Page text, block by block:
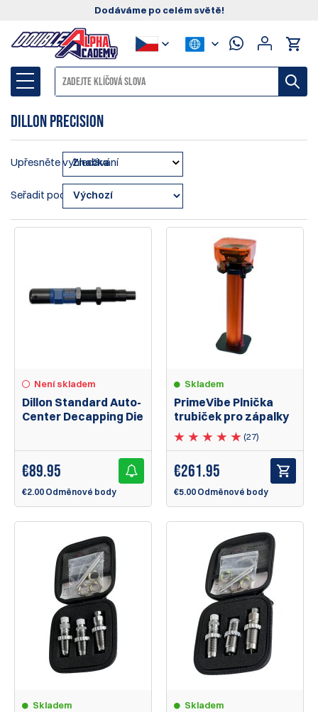
Dodáváme po celém světě!
Dillon Precision
Upřesněte vyhledávání
Značka
Seřadit podle:
Není skladem
Dillon Standard Auto-
Center Decapping Die
€89.95
€2.00 Odměnové body
Skladem
PrimeVibe Plnička
trubiček pro zápalky
(27)
€261.95
€5.00 Odměnové body
Skladem Skladem